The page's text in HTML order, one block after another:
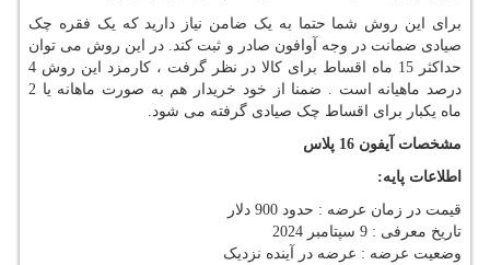
برای این روش شما حتما به یک ضامن نیاز دارید که یک فقره چک
صیادی ضمانت در وجه آوافون صادر و ثبت کند. در این روش می توان
حداکثر 15 ماه اقساط برای کالا در نظر گرفت ، کارمزد این روش 4
درصد ماهیانه است . ضمنا از خود خریدار هم به صورت ماهانه یا 2
ماه یکبار برای اقساط چک صیادی گرفته می شود.
مشخصات آیفون 16 پلاس
اطلاعات پایه:
قیمت در زمان عرضه : حدود 900 دلار
تاریخ معرفی : 9 سپتامبر 2024
وضعیت عرضه : عرضه در آینده نزدیک